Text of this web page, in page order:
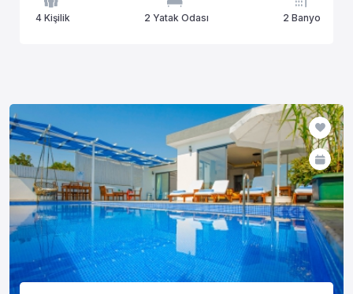
4 Kişilik 2 Yatak Odası 2 Banyo